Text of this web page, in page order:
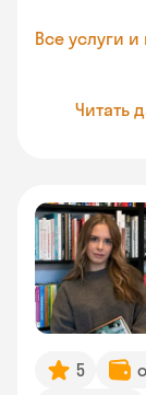
Все услуги
Читать
5